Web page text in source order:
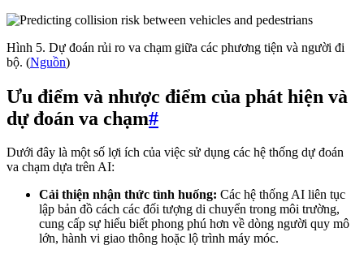
Hình 5. Dự đoán rủi ro va chạm giữa các phương tiện và người đi
bộ. (Nguồn)
Ưu điểm và nhược điểm của phát hiện và
dự đoán va chạm#
Dưới đây là một số lợi ích của việc sử dụng các hệ thống dự đoán
va chạm dựa trên AI:
Cải thiện nhận thức tình huống: Các hệ thống AI liên tục
lập bản đồ cách các đối tượng di chuyển trong môi trường,
cung cấp sự hiểu biết phong phú hơn về dòng người quy mô
lớn, hành vi giao thông hoặc lộ trình máy móc.